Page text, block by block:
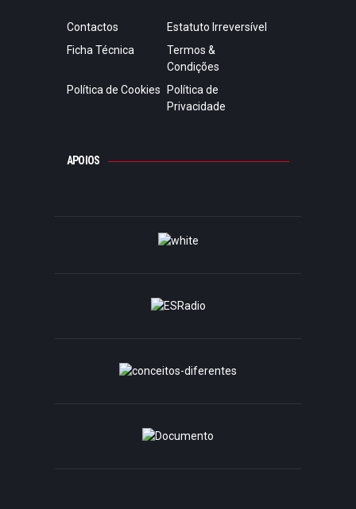
Contactos
Estatuto Irreversível
Ficha Técnica
Termos &
Condições
Política de Cookies
Política de
Privacidade
APOIOS